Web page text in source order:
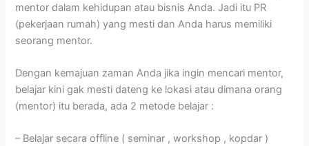
mentor dalam kehidupan atau bisnis Anda. Jadi itu PR
(pekerjaan rumah) yang mesti dan Anda harus memiliki
seorang mentor.
Dengan kemajuan zaman Anda jika ingin mencari mentor,
belajar kini gak mesti dateng ke lokasi atau dimana orang
(mentor) itu berada, ada 2 metode belajar :
– Belajar secara offline ( seminar , workshop , kopdar )